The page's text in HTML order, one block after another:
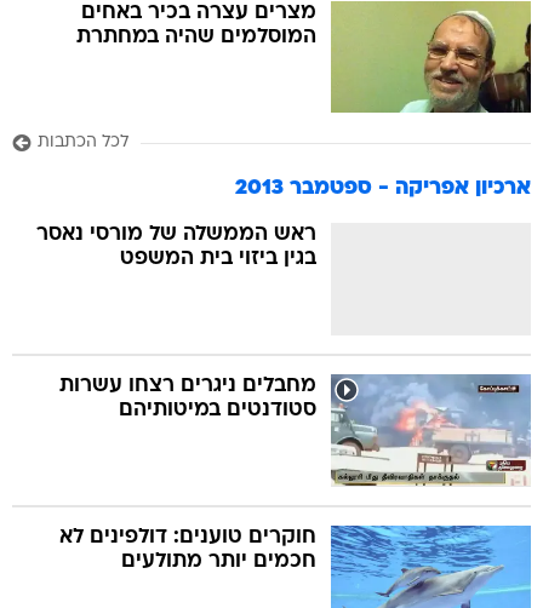
מצרים עצרה בכיר באחים
המוסלמים שהיה במחתרת
לכל הכתבות
ארכיון אפריקה - ספטמבר 2013
ראש הממשלה של מורסי נאסר
בגין ביזוי בית המשפט
מחבלים ניגרים רצחו עשרות
סטודנטים במיטותיהם
חוקרים טוענים: דולפינים לא
חכמים יותר מתולעים